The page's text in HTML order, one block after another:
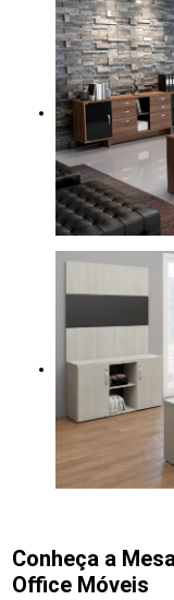
Conheça a
Office Móveis